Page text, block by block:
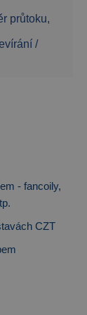
průtoku,
/
- fancoily,
CZT